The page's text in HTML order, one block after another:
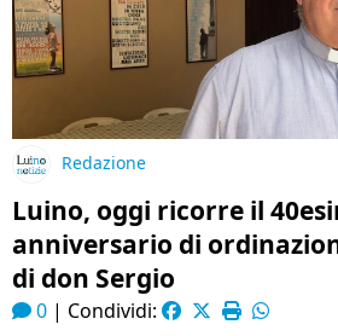
Redazione
Luino, oggi ricorre il
anniversario di
di don Sergio
0 | Condividi: